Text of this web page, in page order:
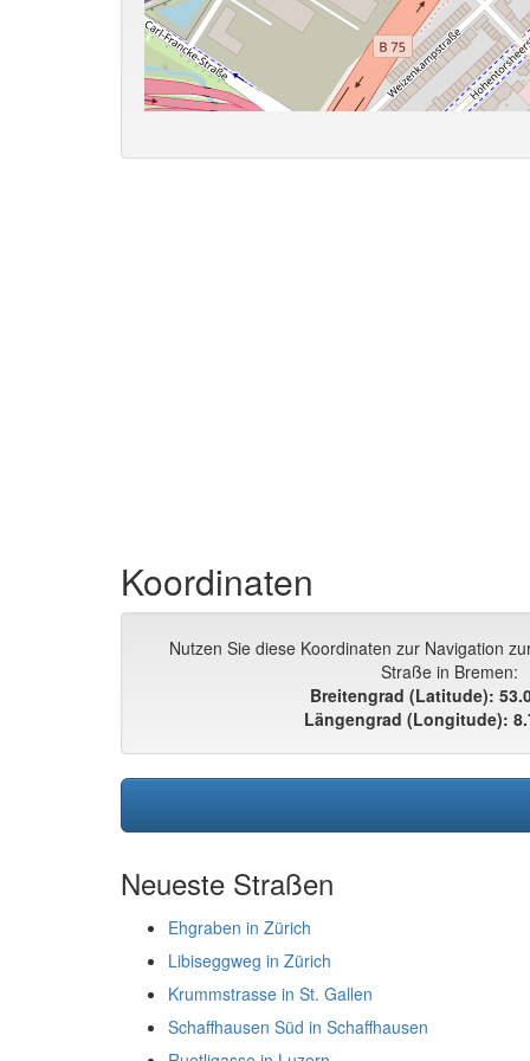
Koordinaten
Nutzen Sie diese Koordinaten zur Navigation
Straße in Bremen:
Breitengrad (Latitude):
Längengrad (Longitude):
Neueste Straßen
Ehgraben in Zürich
Libiseggweg in Zürich
Krummstrasse in St. Gallen
Schaffhausen Süd in Schaffhausen